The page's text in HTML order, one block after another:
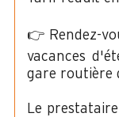
👉Rendez-
vacances
gare routière
Le